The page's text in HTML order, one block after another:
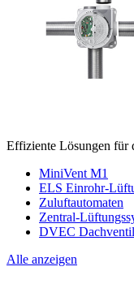
Effiziente Lösungen
MiniVent M1
ELS Einrohr-
Zuluftautomaten
Zentral-
DVEC
Alle anzeigen